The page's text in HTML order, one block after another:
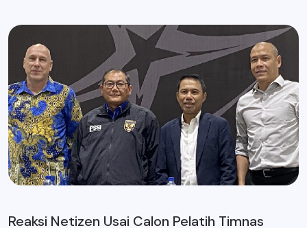
Reaksi Netizen Usai Calon Pelatih Timnas